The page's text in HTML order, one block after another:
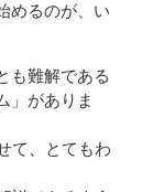
めるのが、い
も難解である
」がありま
て、とてもわ